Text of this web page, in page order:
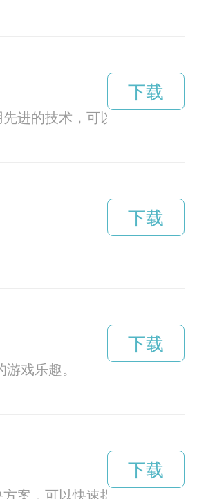
进的技术，可以在短时间内
下载
下载
戏乐趣。
下载
案，可以快速提升网速，让我
下载